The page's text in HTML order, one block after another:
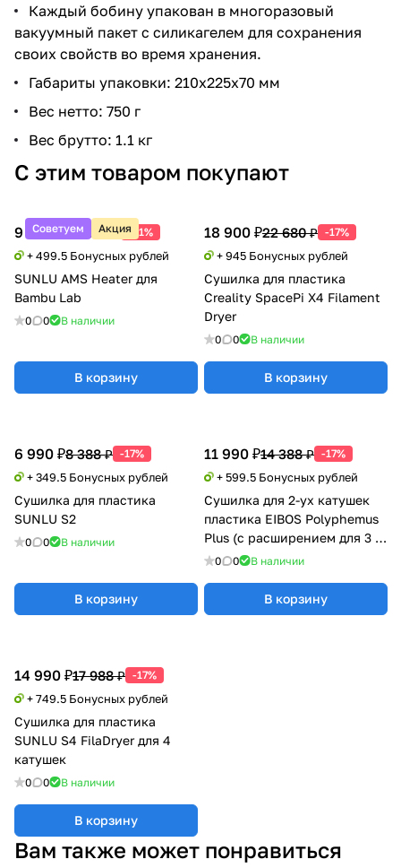
Каждый бобину упакован в многоразовый
вакуумный пакет с силикагелем для сохранения
своих свойств во время хранения.
Габариты упаковки: 210х225х70 мм
Вес нетто: 750 г
Вес брутто: 1.1 кг
С этим товаром покупают
Советуем Акция
9 990 ₽20 388 ₽ -51%
+ 499.5 Бонусных рублей
SUNLU AMS Heater для
Bambu Lab
0 0 В наличии
В корзину
18 900 ₽22 680 ₽ -17%
+ 945 Бонусных рублей
Сушилка для пластика
Creality SpacePi X4 Filament
Dryer
0 0 В наличии
В корзину
6 990 ₽8 388 ₽ -17%
+ 349.5 Бонусных рублей
Сушилка для пластика
SUNLU S2
0 0 В наличии
В корзину
11 990 ₽14 388 ₽ -17%
+ 599.5 Бонусных рублей
Сушилка для 2-ух катушек
пластика EIBOS Polyphemus
Plus (с расширением для 3 кг
катушки)
0 0 В наличии
В корзину
14 990 ₽17 988 ₽ -17%
+ 749.5 Бонусных рублей
Сушилка для пластика
SUNLU S4 FilaDryer для 4
катушек
0 0 В наличии
В корзину
Вам также может понравиться